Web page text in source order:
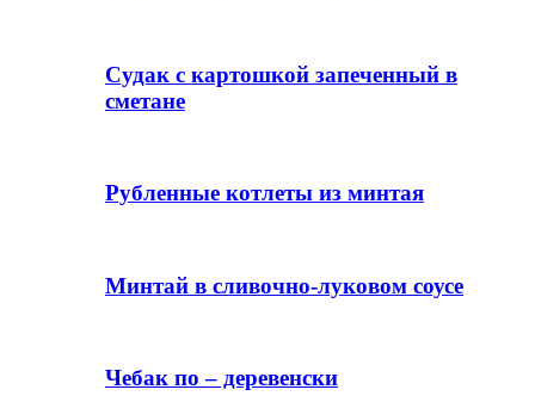
Судак с картошкой запеченный в
сметане
Рубленные котлеты из минтая
Минтай в сливочно-луковом соусе
Чебак по – деревенски